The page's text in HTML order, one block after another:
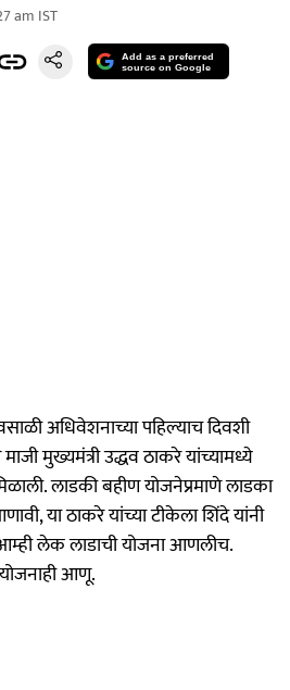
am IST
Add as a preferred
source on Google
अधिवेशनाच्या पहिल्याच दिवशी
मुख्यमंत्री उद्धव ठाकरे यांच्यामध्ये
लाडकी बहीण योजनेप्रमाणे लाडका
या ठाकरे यांच्या टीकेला शिंदे यांनी
आम्ही लेक लाडाची योजना आणलीच.
आणू.